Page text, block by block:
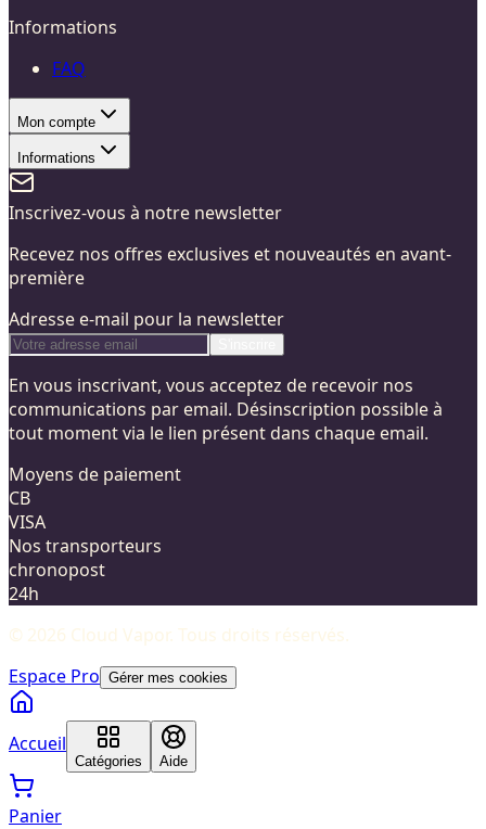
Informations
FAQ
Mon compte
Informations
Inscrivez-vous à notre newsletter
Recevez nos offres exclusives et nouveautés en avant-
première
Adresse e-mail pour la newsletter
En vous inscrivant, vous acceptez de recevoir nos
communications par email. Désinscription possible à
tout moment via le lien présent dans chaque email.
Moyens de paiement
CB
VISA
Nos transporteurs
chronopost
24h
© 2026 Cloud Vapor. Tous droits réservés.
Espace Pro Gérer mes cookies
Accueil
Catégories Aide
Panier